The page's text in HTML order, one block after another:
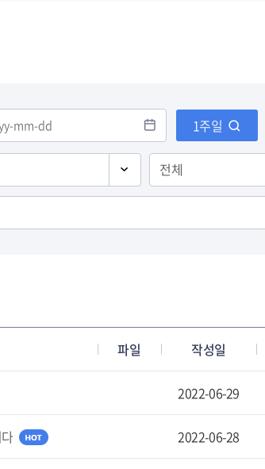
1주일
파일 작성일
2022-06-29
2022-06-28